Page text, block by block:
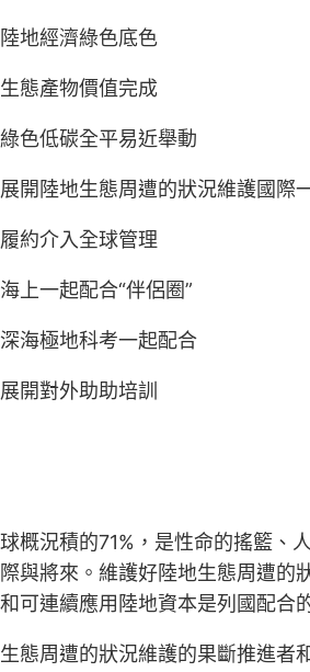
陸地經濟綠色底色
生態產物價值完成
綠色低碳全平易近舉動
開陸地生態周遭的狀況維護國際
履約介入全球管理
上一起配合“伴侶圈”
深海極地科考一起配合
開對外助助培訓
概況積的71%，是性命的搖籃
與將來。維護好陸地生態周遭的
可連續應用陸地資本是列國配合
態周遭的狀況維護的果斷推進者